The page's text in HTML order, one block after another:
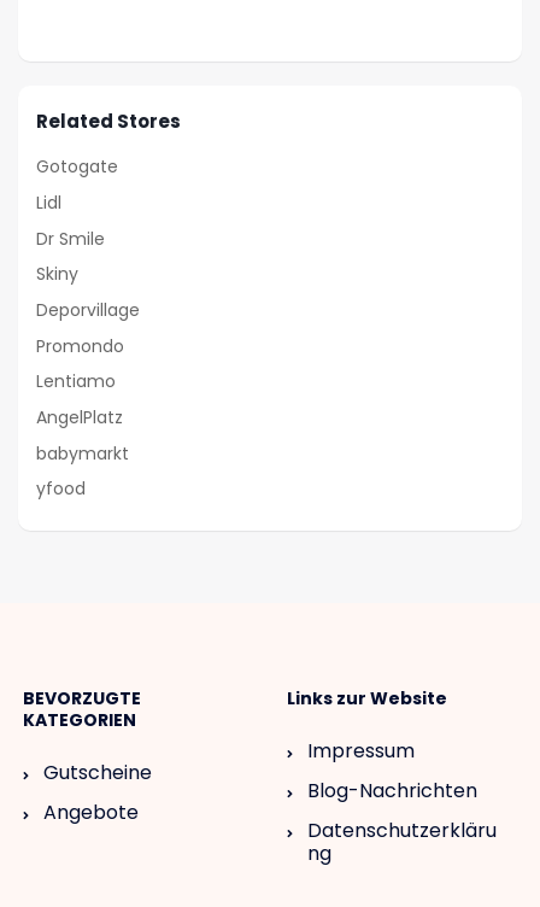
Related Stores
Gotogate
Lidl
Dr Smile
Skiny
Deporvillage
Promondo
Lentiamo
AngelPlatz
babymarkt
yfood
BEVORZUGTE
KATEGORIEN
Gutscheine
Angebote
Links zur Website
Impressum
Blog-Nachrichten
Datenschutzerkläru
ng